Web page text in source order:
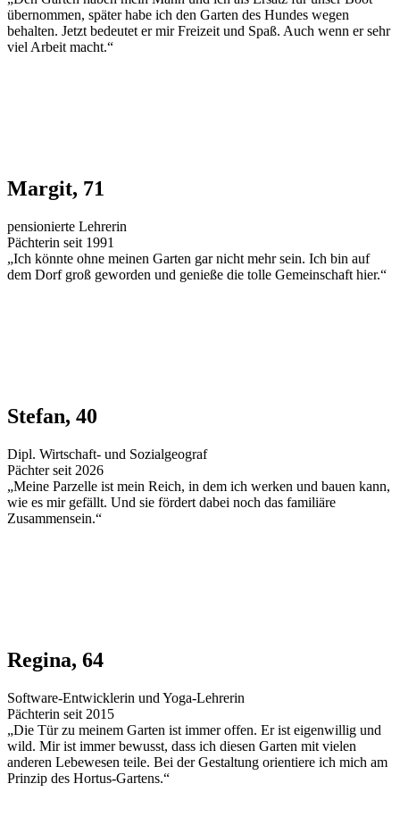
übernommen, später habe ich den Garten des Hundes wegen
behalten. Jetzt bedeutet er mir Freizeit und Spaß. Auch wenn er sehr
viel Arbeit macht.“
Margit, 71
pensionierte Lehrerin
Pächterin seit 1991
„Ich könnte ohne meinen Garten gar nicht mehr sein. Ich bin auf
dem Dorf groß geworden und genieße die tolle Gemeinschaft hier.“
Stefan, 40
Dipl. Wirtschaft- und Sozialgeograf
Pächter seit 2026
„Meine Parzelle ist mein Reich, in dem ich werken und bauen kann,
wie es mir gefällt. Und sie fördert dabei noch das familiäre
Zusammensein.“
Regina, 64
Software-Entwicklerin und Yoga-Lehrerin
Pächterin seit 2015
„Die Tür zu meinem Garten ist immer offen. Er ist eigenwillig und
wild. Mir ist immer bewusst, dass ich diesen Garten mit vielen
anderen Lebewesen teile. Bei der Gestaltung orientiere ich mich am
Prinzip des Hortus-Gartens.“